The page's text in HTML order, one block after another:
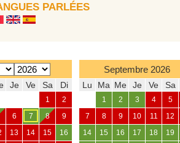
PARLÉES
Je Ve Sa Di
1 2
6 7 8 9
13 14 15 16
Septembre 2026
Lu Ma Me Je Ve Sa
1 2 3 4 5
7 8 9 10 11 12
14 15 16 17 18 19